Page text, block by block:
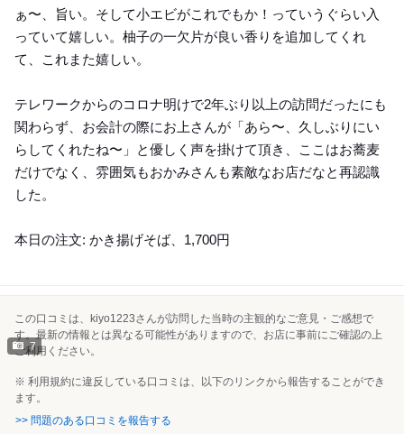
ぁ〜、旨い。そして小エビがこれでもか！っていうぐらい入
っていて嬉しい。柚子の一欠片が良い香りを追加してくれ
て、これまた嬉しい。
テレワークからのコロナ明けで2年ぶり以上の訪問だったにも
関わらず、お会計の際にお上さんが「あら〜、久しぶりにい
らしてくれたね〜」と優しく声を掛けて頂き、ここはお蕎麦
だけでなく、雰囲気もおかみさんも素敵なお店だなと再認識
した。
本日の注文: かき揚げそば、1,700円
7
この口コミは、kiyo1223さんが訪問した当時の主観的なご意見・ご感想で
す。最新の情報とは異なる可能性がありますので、お店に事前にご確認の上
ご利用ください。
※ 利用規約に違反している口コミは、以下のリンクから報告することができ
ます。
>> 問題のある口コミを報告する